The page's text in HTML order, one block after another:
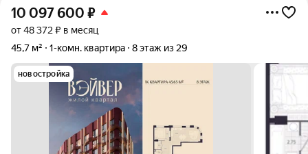
10 097 600 ₽
от 48 372 ₽ в месяц
45,7 м²
1-комн. квартира 8 этаж из 29
новостройка